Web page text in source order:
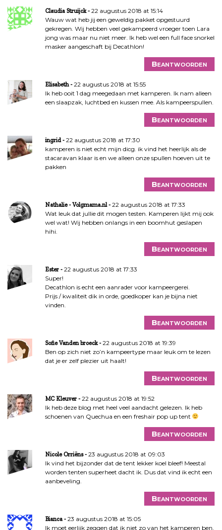
Claudia Struijck
22 augustus 2018 at 15:14
Wauw wat heb jij een geweldig pakket opgestuurd
gekregen. Wij hebben veel gekampeerd vroeger toen Lara
jong was maar nu niet meer. Ik heb wel een full face snorkel
masker aangeschaft bij Decathlon!
Beantwoorden
Elisabeth
22 augustus 2018 at 15:55
Ik heb ooit 1 dag meegedaan met kamperen. Ik nam alleen
een slaapzak, luchtbed en kussen mee. Als kampeerspullen.
Beantwoorden
ingrid
22 augustus 2018 at 17:30
kamperen is niet echt mijn dicg. ik vind het heerlijk als de
stacaravan klaar is en we alleen onze spullen hoeven uit te
pakken
Beantwoorden
Nathalie - Volgmama.nl
22 augustus 2018 at 17:33
Wat leuk dat jullie dit mogen testen. Kamperen lijkt mij ook
wel wat! Wij hebben onlangs in een boomhut geslapen
hihi.
Beantwoorden
Ester
22 augustus 2018 at 17:33
Super!
Decathlon is echt een aanrader voor kampeergerei.
Prijs / kwaliteit dik in orde, goedkoper kan je bijna niet
vinden.
Beantwoorden
Sofie Vanden broeck
22 augustus 2018 at 19:39
Ben op zich niet zo’n kampeertype maar leuk om te lezen
dat je er zelf plezier uit haalt!
Beantwoorden
MC Kleuver
22 augustus 2018 at 19:52
Ik heb deze blog met heel veel aandacht gelezen. Ik heb
schoenen van Quechua en een freshair pop up tent
Beantwoorden
Nicole Orriëns
23 augustus 2018 at 09:03
Ik vind het bijzonder dat de tent lekker koel bleef! Meestal
worden tenten superheet dacht ik. Dus dat vind ik echt een
aanbeveling.
Beantwoorden
Bianca
23 augustus 2018 at 15:05
Ik moet eerlijk zeggen dat ik niet zo van het kamperen ben,